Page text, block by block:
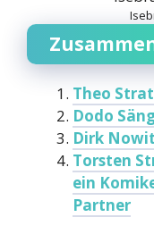
Theo
Dodo
Dirk
Torsten
ein
Partner